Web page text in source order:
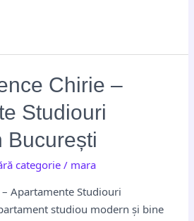
Chirie –
Studiouri
București
categorie/ mara
Apartamente Studiouri
studiou modern și bine